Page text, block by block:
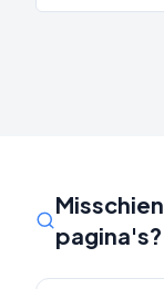
pagina's?